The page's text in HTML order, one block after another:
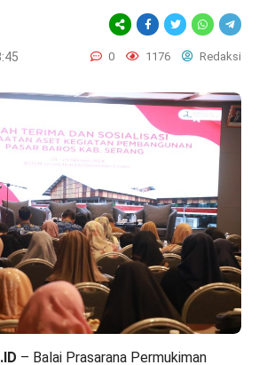
0 1176 Redaksi
– Balai Prasarana Permukiman